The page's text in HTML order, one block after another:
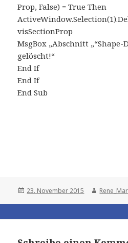
Prop, False) = True Then
visSectionProp
MsgBox „Abschnitt „“Shape-
gelöscht!“
End If
End If
End Sub
Posted
23. November 2015 Author